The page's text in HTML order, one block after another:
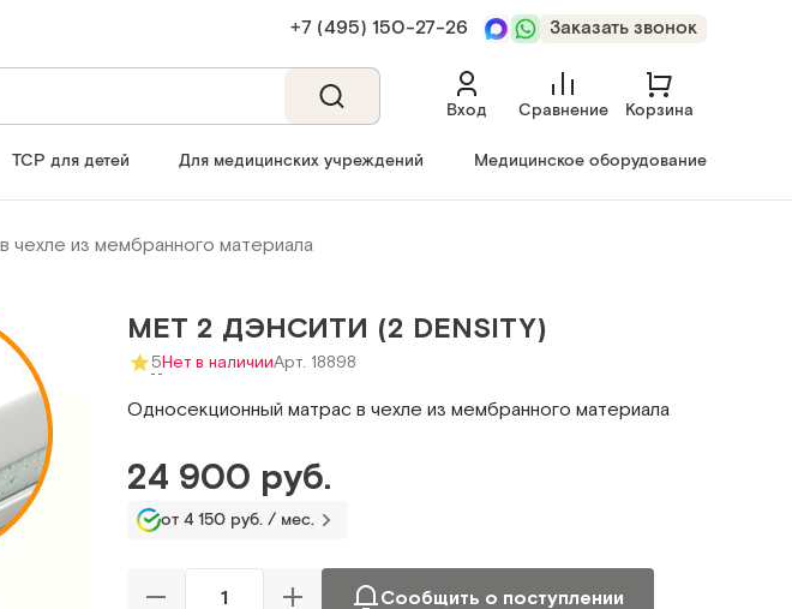
+7 (495) 150‑27‑26 Заказать звонок
Вход Сравнение Корзина
ТСР для детей Для медицинских учреждений Медицинское оборудование
чехле из мембранного материала
MET 2 ДЭНСИТИ (2 DENSITY)
5Нет в наличииАрт. 18898
Односекционный матрас в чехле из мембранного материала
24 900 руб.
от 4 150 руб. / мес.
Сообщить о поступлении